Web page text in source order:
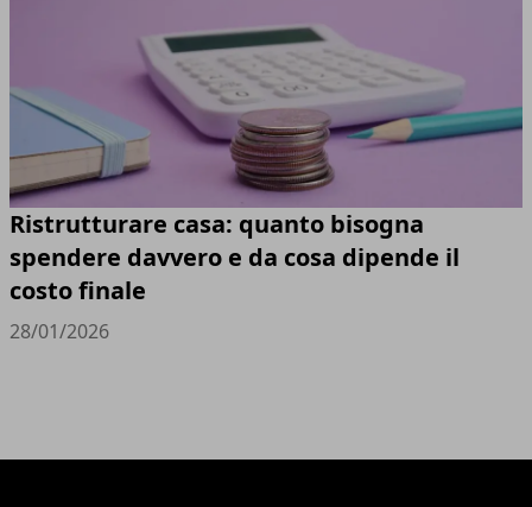
Ristrutturare casa: quanto bisogna
spendere davvero e da cosa dipende il
costo finale
28/01/2026